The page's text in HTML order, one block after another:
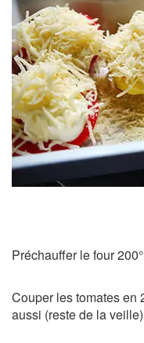
Préchauffer le four
Couper les tomates en
aussi (reste de la